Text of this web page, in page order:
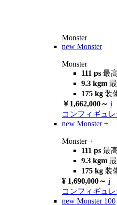
Monster
new Monster
Monster
111 ps 最
9.3 kgm
175 kg 装
￥1,662,000～ i
コンフィギュ
new Monster +
Monster +
111 ps 最
9.3 kgm
175 kg 装
¥ 1,690,000～ i
コンフィギュ
new Monster 100